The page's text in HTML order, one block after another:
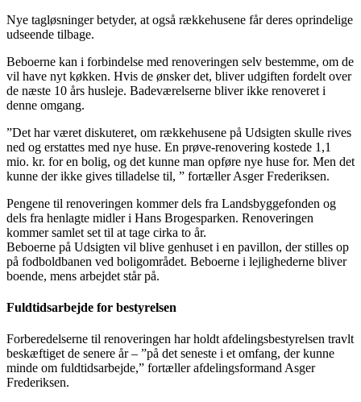
Nye tagløsninger betyder, at også rækkehusene får deres oprindelige
udseende tilbage.
Beboerne kan i forbindelse med renoveringen selv bestemme, om de
vil have nyt køkken. Hvis de ønsker det, bliver udgiften fordelt over
de næste 10 års husleje. Badeværelserne bliver ikke renoveret i
denne omgang.
”Det har været diskuteret, om rækkehusene på Udsigten skulle rives
ned og erstattes med nye huse. En prøve-renovering kostede 1,1
mio. kr. for en bolig, og det kunne man opføre nye huse for. Men det
kunne der ikke gives tilladelse til, ” fortæller Asger Frederiksen.
Pengene til renoveringen kommer dels fra Landsbyggefonden og
dels fra henlagte midler i Hans Brogesparken. Renoveringen
kommer samlet set til at tage cirka to år.
Beboerne på Udsigten vil blive genhuset i en pavillon, der stilles op
på fodboldbanen ved boligområdet. Beboerne i lejlighederne bliver
boende, mens arbejdet står på.
Fuldtidsarbejde for bestyrelsen
Forberedelserne til renoveringen har holdt afdelingsbestyrelsen travlt
beskæftiget de senere år – ”på det seneste i et omfang, der kunne
minde om fuldtidsarbejde,” fortæller afdelingsformand Asger
Frederiksen.